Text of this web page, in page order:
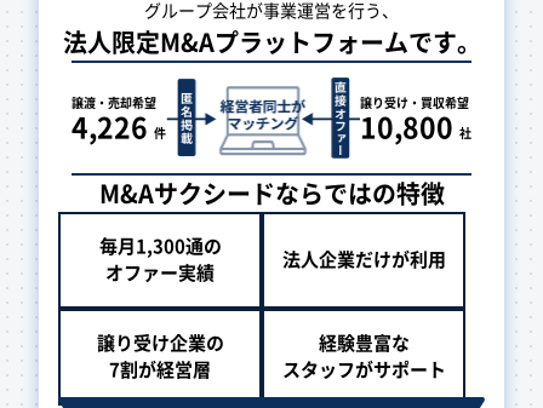
グループ会社が事業運営を行う、
法人限定M&Aプラットフォームです。
譲渡・売却希望
4,226 件
譲り受け・買収希望
10,800 社
M&Aサクシードならではの特徴
毎月1,300通の
オファー実績
法人企業だけが利用
譲り受け企業の
7割が経営層
経験豊富な
スタッフがサポート